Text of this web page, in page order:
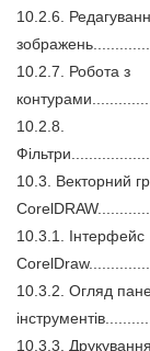
10.2.6.
10.2.7. Робота з
10.2.8.
10.3. Векторний
10.3.1. Інтерфейс
10.3.2. Огляд
10.3.3. Друкування